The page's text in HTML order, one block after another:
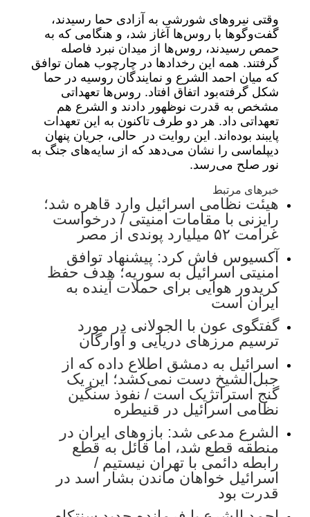
وقتی نیروهای شورشی به آزادی حما رسیدند،
گفت‌وگوها با روس‌ها آغاز شد، و هنگامی که به
حمص رسیدند، روس‌ها از میدان نبرد فاصله
گرفتند. همه این رخدادها در چارچوب همان توافق
که میان احمد الشرع و نمایندگان روسیه در حما
شکل گرفته‌بود اتفاق افتاد. روس‌ها تعهداتی
مشخص به قدرت نوظهور دادند و الشرع هم
تعهداتی داد. هر دو طرف تاکنون به این تعهدات
پایبند بوده‌اند. این روایت در حالی، جریان پنهان
دیپلماسی را نشان می‌دهد که از سایه‌های جنگ به
نور صلح می‌رسد.
خبرهای مرتبط
هیئت نظامی اسرائیل وارد قاهره شد؛
رایزنی با مقامات امنیتی / درخواست
غرامت ۵۲ میلیارد پوندی از مصر
آکسیوس فاش کرد: پیشنهاد توافق
امنیتی اسرائیل به سوریه؛ هدف حفظ
کریدور هوایی برای حملات آینده به
ایران است
گفتگوی عون با الجولانی در مورد
ترسیم مرزهای دریایی و آوارگان
اسرائیل به دمشق اطلاع داده که از
جبل‌الشیخ دست نمی‌کشد؛ این یک
گنج استراتژیک است / نفوذ سنگین
نظامی اسرائیل در قنیطره
الشرع مدعی شد: بازوهای ایران در
منطقه قطع شد، اما قائل به قطع
رابطه دائمی با تهران نیستیم /
اسرائیل خواهان ماندن بشار اسد در
قدرت بود